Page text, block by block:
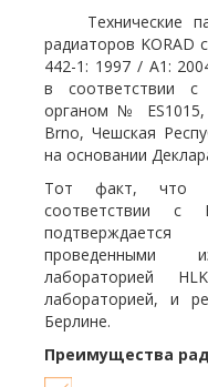
Технические
радиаторов KORAD
442-1: 1997 / A1:
в соответствии
органом № ES1015,
Brno, Чешская
на основании
Тот факт, что
соответствии
подтверждается
проведенными
лабораторией
лабораторией, и
Берлине.
Преимущества